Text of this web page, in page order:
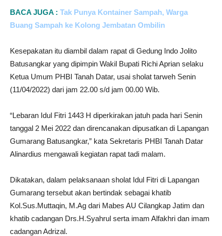
BACA JUGA : Tak Punya Kontainer Sampah, Warga
Buang Sampah ke Kolong Jembatan Ombilin
Kesepakatan itu diambil dalam rapat di Gedung Indo Jolito
Batusangkar yang dipimpin Wakil Bupati Richi Aprian selaku
Ketua Umum PHBI Tanah Datar, usai sholat tarweh Senin
(11/04/2022) dari jam 22.00 s/d jam 00.00 Wib.
“Lebaran Idul Fitri 1443 H diperkirakan jatuh pada hari Senin
tanggal 2 Mei 2022 dan direncanakan dipusatkan di Lapangan
Gumarang Batusangkar,” kata Sekretaris PHBI Tanah Datar
Alinardius mengawali kegiatan rapat tadi malam.
Dikatakan, dalam pelaksanaan sholat Idul Fitri di Lapangan
Gumarang tersebut akan bertindak sebagai khatib
Kol.Sus.Muttaqin, M.Ag dari Mabes AU Cilangkap Jatim dan
khatib cadangan Drs.H.Syahrul serta imam Alfakhri dan imam
cadangan Adrizal.